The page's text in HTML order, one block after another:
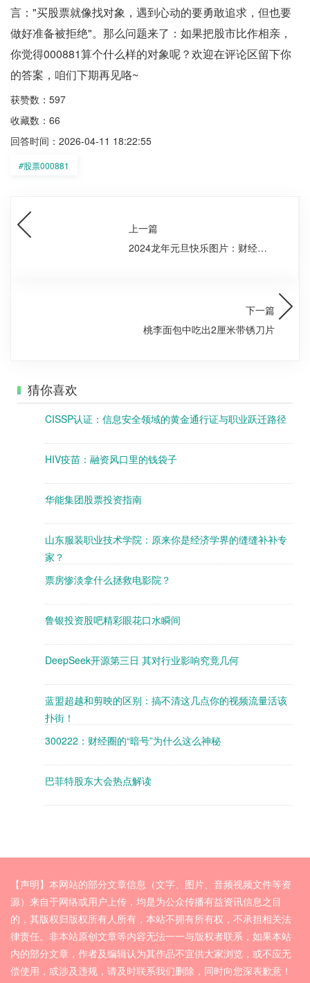
言："买股票就像找对象，遇到心动的要勇敢追求，但也要
做好准备被拒绝"。那么问题来了：如果把股市比作相亲，
你觉得000881算个什么样的对象呢？欢迎在评论区留下你
的答案，咱们下期再见咯~
获赞数：597
收藏数：66
回答时间：2026-04-11 18:22:55
#股票000881
上一篇
2024龙年元旦快乐图片：财经视
下一篇
桃李面包中吃出2厘米带锈刀片
猜你喜欢
CISSP认证：信息安全领域的黄金通行证与职业跃迁路径
HIV疫苗：融资风口里的钱袋子
华能集团股票投资指南
山东服装职业技术学院：原来你是经济学界的缝缝补补专
家？
票房惨淡拿什么拯救电影院？
鲁银投资股吧精彩眼花口水瞬间
DeepSeek开源第三日 其对行业影响究竟几何
蓝盟超越和剪映的区别：搞不清这几点你的视频流量活该
扑街！
300222：财经圈的“暗号”为什么这么神秘
巴菲特股东大会热点解读
【声明】本网站的部分文章信息（文字、图片、音频视频文件等资
源）来自于网络或用户上传，均是为公众传播有益资讯信息之目
的，其版权归版权所有人所有，本站不拥有所有权，不承担相关法
律责任。非本站原创文章等内容无法一一与版权者联系，如果本站
内的部分文章，作者及编辑认为其作品不宜供大家浏览，或不应无
偿使用，或涉及违规，请及时联系我们删除，同时向您深表歉意！